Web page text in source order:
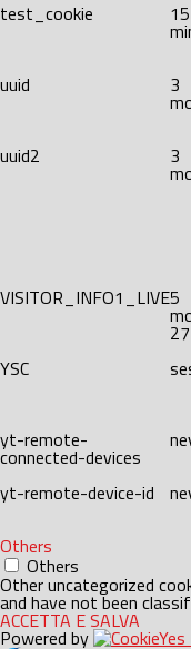
test_cookie 15
uuid 3
uuid2 3
VISITOR_INFO1_LIVE5
YSC
yt-remote-
connected-devices
yt-remote-device-id
Others
Others
Other uncategorized
and have not been
ACCETTA E SALVA
Powered by